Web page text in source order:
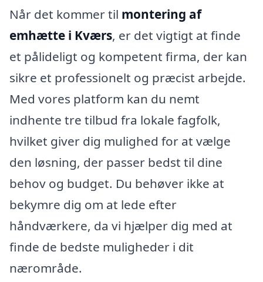
Når det kommer til montering af
emhætte i Kværs, er det vigtigt at finde
et pålideligt og kompetent firma, der kan
sikre et professionelt og præcist arbejde.
Med vores platform kan du nemt
indhente tre tilbud fra lokale fagfolk,
hvilket giver dig mulighed for at vælge
den løsning, der passer bedst til dine
behov og budget. Du behøver ikke at
bekymre dig om at lede efter
håndværkere, da vi hjælper dig med at
finde de bedste muligheder i dit
nærområde.